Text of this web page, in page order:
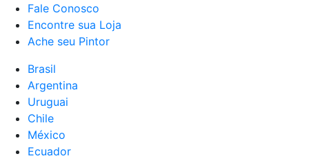
Fale Conosco
Encontre sua Loja
Ache seu Pintor
Brasil
Argentina
Uruguai
Chile
México
Ecuador